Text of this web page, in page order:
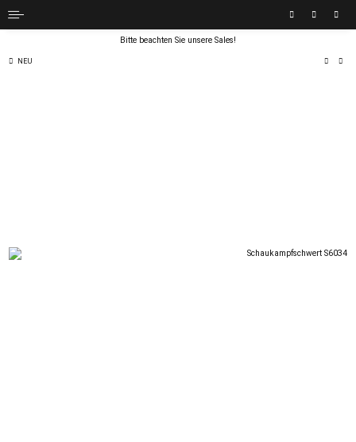
Bitte beachten Sie unsere Sales!
NEU